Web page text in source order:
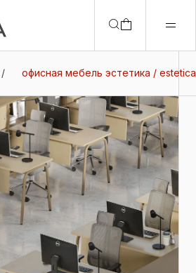
/ офисная мебель эстетика / estetica